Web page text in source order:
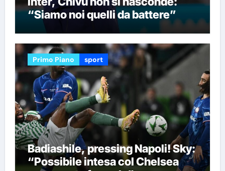
“Siamo noi quelli da battere”
Primo Piano sport
Badiashile, pressing Napoli! Sky:
“Possibile intesa col Chelsea